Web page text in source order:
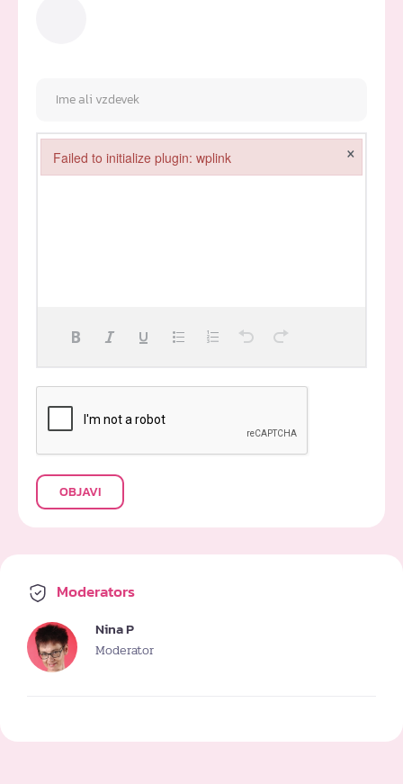
OBJAVI
Moderators
Nina P
Moderator
Failed to initialize plugin: wplink ×
Failed to initialize plugin: wplink